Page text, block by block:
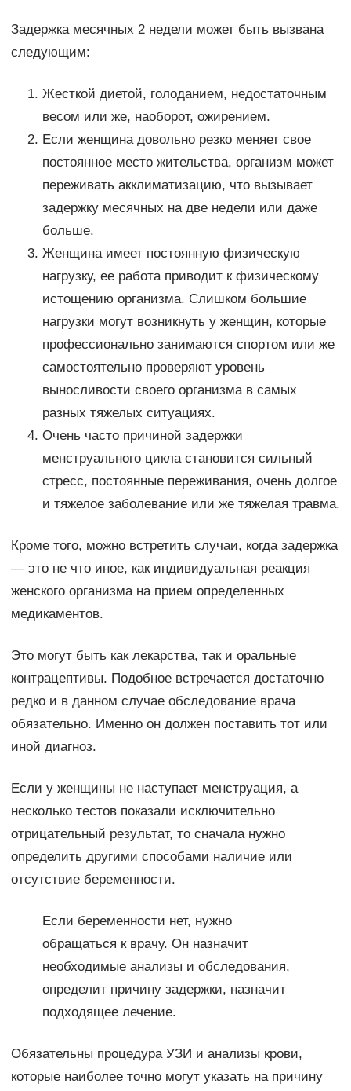
Задержка месячных 2 недели может быть вызвана
следующим:
Жесткой диетой, голоданием, недостаточным
весом или же, наоборот, ожирением.
Если женщина довольно резко меняет свое
постоянное место жительства, организм может
переживать акклиматизацию, что вызывает
задержку месячных на две недели или даже
больше.
Женщина имеет постоянную физическую
нагрузку, ее работа приводит к физическому
истощению организма. Слишком большие
нагрузки могут возникнуть у женщин, которые
профессионально занимаются спортом или же
самостоятельно проверяют уровень
выносливости своего организма в самых
разных тяжелых ситуациях.
Очень часто причиной задержки
менструального цикла становится сильный
стресс, постоянные переживания, очень долгое
и тяжелое заболевание или же тяжелая травма.
Кроме того, можно встретить случаи, когда задержка
— это не что иное, как индивидуальная реакция
женского организма на прием определенных
медикаментов.
Это могут быть как лекарства, так и оральные
контрацептивы. Подобное встречается достаточно
редко и в данном случае обследование врача
обязательно. Именно он должен поставить тот или
иной диагноз.
Если у женщины не наступает менструация, а
несколько тестов показали исключительно
отрицательный результат, то сначала нужно
определить другими способами наличие или
отсутствие беременности.
Если беременности нет, нужно
обращаться к врачу. Он назначит
необходимые анализы и обследования,
определит причину задержки, назначит
подходящее лечение.
Обязательны процедура УЗИ и анализы крови,
которые наиболее точно могут указать на причину